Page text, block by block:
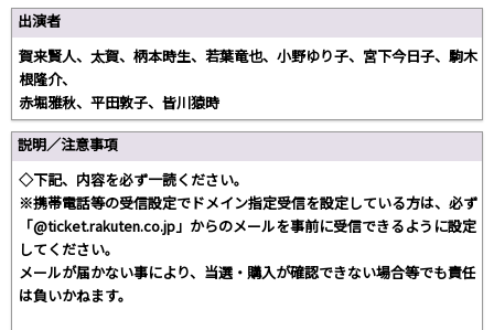
出演者
賀来賢人、太賀、柄本時生、若葉竜也、小野ゆり子、宮下今日子、駒木
根隆介、
赤堀雅秋、平田敦子、皆川猿時
説明／注意事項
◇下記、内容を必ず一読ください。
※携帯電話等の受信設定でドメイン指定受信を設定している方は、必ず
「@ticket.rakuten.co.jp」からのメールを事前に受信できるように設定
してください。
メールが届かない事により、当選・購入が確認できない場合等でも責任
は負いかねます。